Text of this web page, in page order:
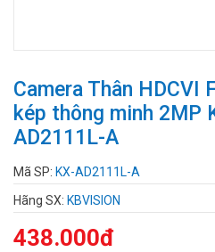
Camera Thân HDCVI
kép thông minh 2MP
AD2111L-A
Mã SP: KX-AD2111L-A
Hãng SX: KBVISION
438.000đ